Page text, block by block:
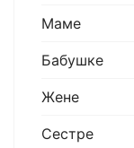
Маме
Бабушке
Жене
Сестре